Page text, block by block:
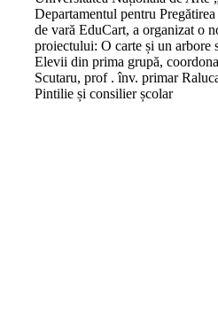
Departamentul pentru
de vară EduCart, a organizat o
proiectului: O carte și un arbore
Elevii din prima grupă,
Scutaru, prof . înv. primar
Pintilie și consilier școlar